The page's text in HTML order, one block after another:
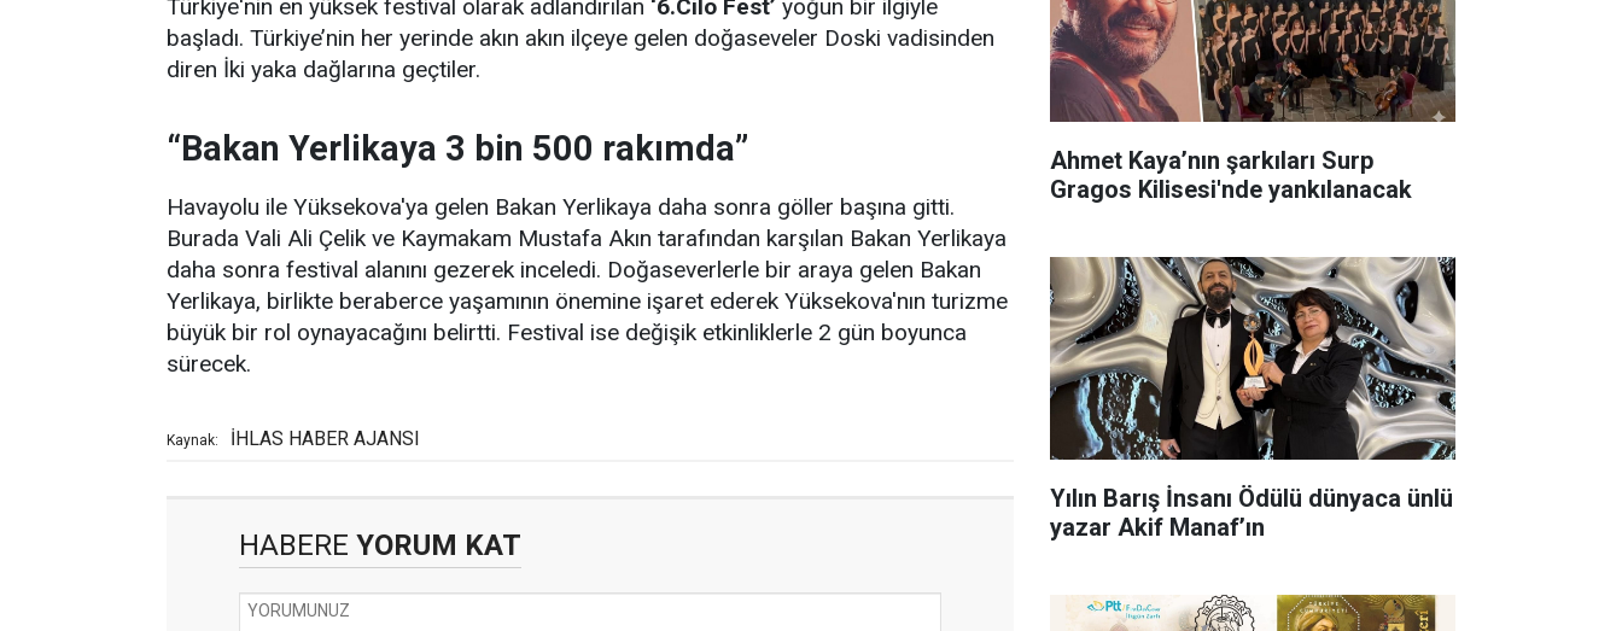
Türkiye'nin en yüksek festival olarak adlandırılan ‘6.Cilo Fest’ yoğun bir ilgiyle
başladı. Türkiye’nin her yerinde akın akın ilçeye gelen doğaseveler Doski vadisinden
diren İki yaka dağlarına geçtiler.
“Bakan Yerlikaya 3 bin 500 rakımda”
Havayolu ile Yüksekova'ya gelen Bakan Yerlikaya daha sonra göller başına gitti.
Burada Vali Ali Çelik ve Kaymakam Mustafa Akın tarafından karşılan Bakan Yerlikaya
daha sonra festival alanını gezerek inceledi. Doğaseverlerle bir araya gelen Bakan
Yerlikaya, birlikte beraberce yaşamının önemine işaret ederek Yüksekova'nın turizme
büyük bir rol oynayacağını belirtti. Festival ise değişik etkinliklerle 2 gün boyunca
sürecek.
Kaynak: İHLAS HABER AJANSI
HABERE YORUM KAT
Ahmet Kaya’nın şarkıları Surp
Gragos Kilisesi'nde yankılanacak
Yılın Barış İnsanı Ödülü dünyaca ünlü
yazar Akif Manaf’ın